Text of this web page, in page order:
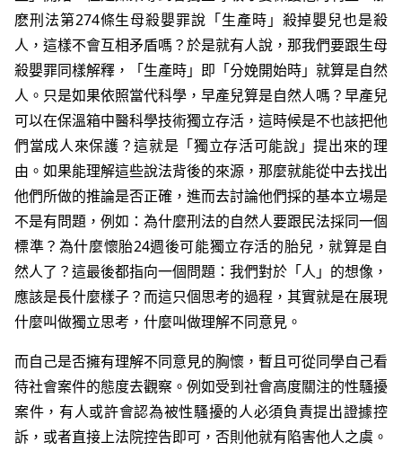
麽刑法第274條生母殺嬰罪說「生產時」殺掉嬰兒也是殺
人，這樣不會互相矛盾嗎？於是就有人說，那我們要跟生母
殺嬰罪同樣解釋，「生產時」即「分娩開始時」就算是自然
人。只是如果依照當代科學，早產兒算是自然人嗎？早產兒
可以在保溫箱中醫科學技術獨立存活，這時候是不也該把他
們當成人來保護？這就是「獨立存活可能說」提出來的理
由。如果能理解這些說法背後的來源，那麼就能從中去找出
他們所做的推論是否正確，進而去討論他們採的基本立場是
不是有問題，例如：為什麼刑法的自然人要跟民法採同一個
標準？為什麼懷胎24週後可能獨立存活的胎兒，就算是自
然人了？這最後都指向一個問題：我們對於「人」的想像，
應該是長什麼樣子？而這只個思考的過程，其實就是在展現
什麼叫做獨立思考，什麼叫做理解不同意見。
而自己是否擁有理解不同意見的胸懷，暫且可從同學自己看
待社會案件的態度去觀察。例如受到社會高度關注的性騷擾
案件，有人或許會認為被性騷擾的人必須負責提出證據控
訴，或者直接上法院控告即可，否則他就有陷害他人之虞。